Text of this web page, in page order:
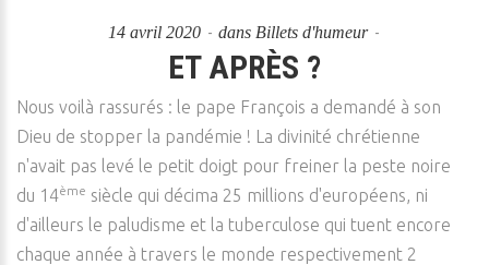
14 avril 2020 dans Billets d'humeur
ET APRÈS ?
Nous voilà rassurés : le pape François a demandé à son
Dieu de stopper la pandémie ! La divinité chrétienne
n'avait pas levé le petit doigt pour freiner la peste noire
du 14ème siècle qui décima 25 millions d'européens, ni
d'ailleurs le paludisme et la tuberculose qui tuent encore
chaque année à travers le monde respectivement 2